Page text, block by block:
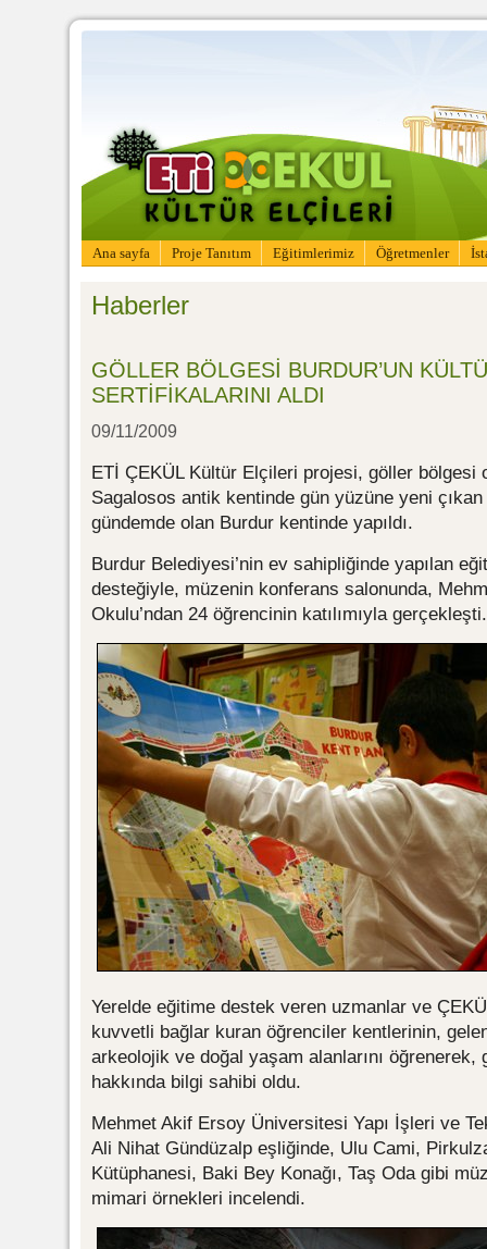
Ana sayfa Proje Tanıtım Eğitimlerimiz Öğretmenler
Haberler
GÖLLER BÖLGESİ BURDUR’UN
SERTİFİKALARINI ALDI
09/11/2009
ETİ ÇEKÜL Kültür Elçileri projesi, göller bölgesi
Sagalosos antik kentinde gün yüzüne yeni
gündemde olan Burdur kentinde yapıldı.
Burdur Belediyesi’nin ev sahipliğinde yapılan
desteğiyle, müzenin konferans salonunda,
Okulu’ndan 24 öğrencinin katılımıyla gerçekleşti.
Yerelde eğitime destek veren uzmanlar ve
kuvvetli bağlar kuran öğrenciler kentlerinin,
arkeolojik ve doğal yaşam alanlarını
hakkında bilgi sahibi oldu.
Mehmet Akif Ersoy Üniversitesi Yapı İşleri ve
Ali Nihat Gündüzalp eşliğinde, Ulu Cami,
Kütüphanesi, Baki Bey Konağı, Taş Oda gibi
mimari örnekleri incelendi.